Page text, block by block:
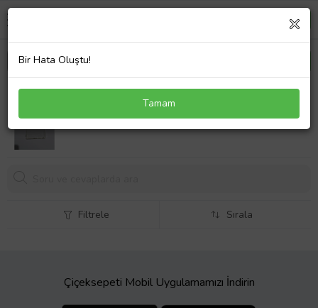
Samsung S 22 Ultra Telefon Kılıf Modeli
199,00 TL
Filtrele Sırala
Çiçeksepeti Mobil Uygulamamızı İndirin
Bir Hata Oluştu!
Tamam